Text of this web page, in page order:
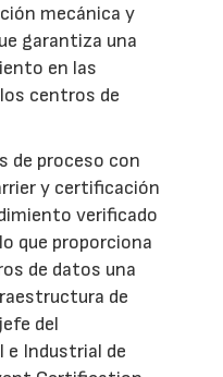
mecánica y
garantiza una
en las
centros de
de proceso con
y certificación
verificado
que proporciona
de datos una
de
del
e Industrial de